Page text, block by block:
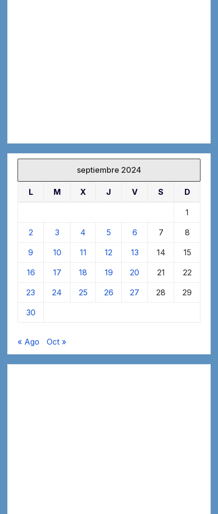
septiembre 2024
L M X J V S D
1
2 3 4 5 6 7 8
9 10 11 12 13 14 15
16 17 18 19 20 21 22
23 24 25 26 27 28 29
30
« Ago Oct »